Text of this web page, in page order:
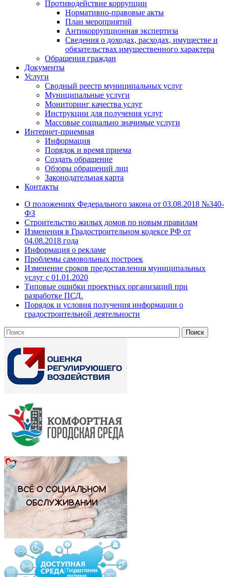
Противодействие коррупции
Нормативно-правовые акты
План мероприятий
Антикоррупционная экспертиза
Сведения о доходах, расходах, имуществе и
обязательствах имущественного характера
Обращения граждан
Документы
Услуги
Сводный реестр муниципальных услуг
Муниципальные услуги
Мониторинг качества услуг
Инструкции для получения услуг
Массовые социально значимые услуги
Интернет-приемная
Информация
Порядок и время приема
Создать обращение
Обзоры обращений лиц
Законодательная карта
Контакты
О положениях Федерального закона от 03.08.2018 №340-
ФЗ
Строительство жилых домов по новым правилам
Изменения в Градостроительном кодексе РФ от
04.08.2018 года
Информация о рекламе
Проблемы самовольных построек
Изменение сроков предоставления муниципальных
услуг с 01.01.2020
Типовые ошибки проектных организаций при
разработке ПСД.
Порядок и условия получения информации о
градостроительной деятельности